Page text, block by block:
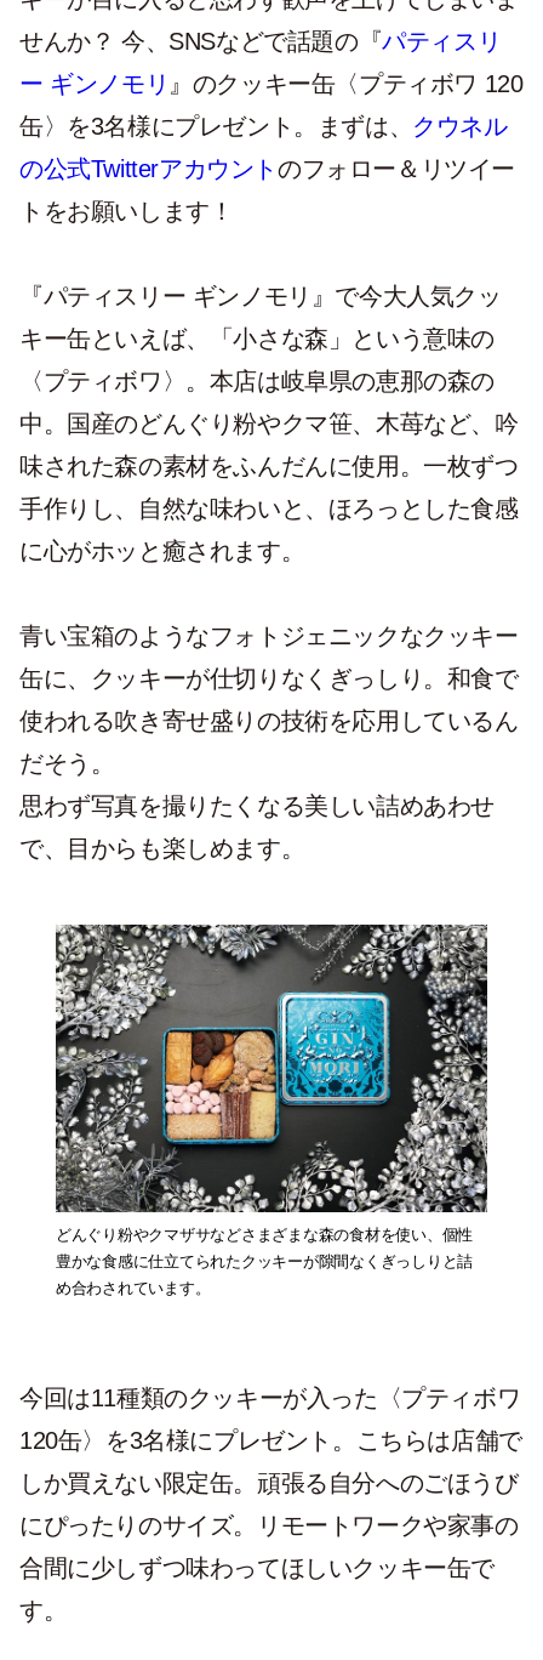
せんか？ 今、SNSなどで話題の『パティスリ
ー ギンノモリ 』のクッキー缶〈プティボワ 120
缶〉を3名様にプレゼント。まずは、 クウネル
の公式Twitterアカウント のフォロー＆リツイー
トをお願いします！
『パティスリー ギンノモリ』で今大人気クッ
キー缶といえば、「小さな森」という意味の
〈プティボワ〉。本店は岐阜県の恵那の森の
中。国産のどんぐり粉やクマ笹、木苺など、吟
味された森の素材をふんだんに使用。一枚ずつ
手作りし、自然な味わいと、ほろっとした食感
に心がホッと癒されます。
青い宝箱のようなフォトジェニックなクッキー
缶に、クッキーが仕切りなくぎっしり。和食で
使われる吹き寄せ盛りの技術を応用しているん
だそう。
思わず写真を撮りたくなる美しい詰めあわせ
で、目からも楽しめます。
どんぐり粉やクマザサなどさまざまな森の食材を使い、個性
豊かな食感に仕立てられたクッキーが隙間なくぎっしりと詰
め合わされています。
今回は11種類のクッキーが入った〈プティボワ
120缶〉を3名様にプレゼント。こちらは店舗で
しか買えない限定缶。頑張る自分へのごほうび
にぴったりのサイズ。リモートワークや家事の
合間に少しずつ味わってほしいクッキー缶で
す。